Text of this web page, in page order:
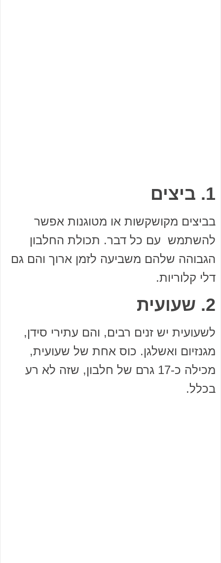
1. ביצים
בביצים מקושקשות או מטוגנות אפשר
להשתמש עם כל דבר. תכולת החלבון
הגבוהה שלהם משביעה לזמן ארוך והם גם
דלי קלוריות.
2. שעועית
לשעועית יש זנים רבים, והם עתירי סידן,
מגנזיום ואשלגן. כוס אחת של שעועית,
מכילה כ-17 גרם של חלבון, שזה לא רע
בכלל.